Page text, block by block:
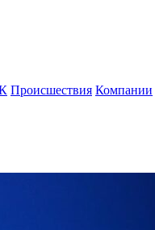
Происшествия Компании